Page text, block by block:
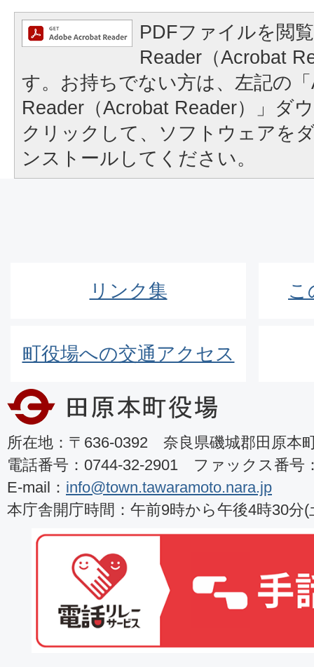
PDFファイルを閲
Reader（Acrobat
す。お持ちでない方は、左記の
Reader（Acrobat Reader）」ダ
クリックして、ソフトウェアを
ンストールしてください。
リンク集 こ
町役場への交通アクセス
所在地：〒636-0392 奈良県磯城郡田原本
電話番号：0744-32-2901 ファックス番号
E-mail： info@town.tawaramoto.nara.jp
本庁舎開庁時間：午前9時から午後4時30分